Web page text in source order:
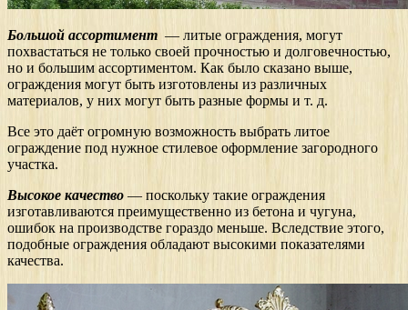
Большой ассортимент — литые ограждения, могут
похвастаться не только своей прочностью и долговечностью,
но и большим ассортиментом. Как было сказано выше,
ограждения могут быть изготовлены из различных
материалов, у них могут быть разные формы и т. д.
Все это даёт огромную возможность выбрать литое
ограждение под нужное стилевое оформление загородного
участка.
Высокое качество— поскольку такие ограждения
изготавливаются преимущественно из бетона и чугуна,
ошибок на производстве гораздо меньше. Вследствие этого,
подобные ограждения обладают высокими показателями
качества.